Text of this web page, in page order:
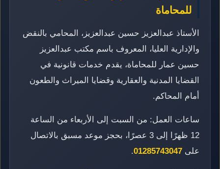
للمحاماة
الأستاذ عبدالعزيز حسين عبدالعزيز، المحامي بالنقض
والإدارية العليا، المعروف باسم مكتب عبدالعزيز
حسين عمار للمحاماة، يقدم خدمات قانونية في
القضايا المدنية والعقارية وقضايا الميراث والطعون
أمام المحاكم.
ساعات العمل: من السبت إلى الأربعاء من الساعة
12 ظهرًا إلى 3 عصرًا، بحجز موعد مسبق بالاتصال
على 01285743047
.